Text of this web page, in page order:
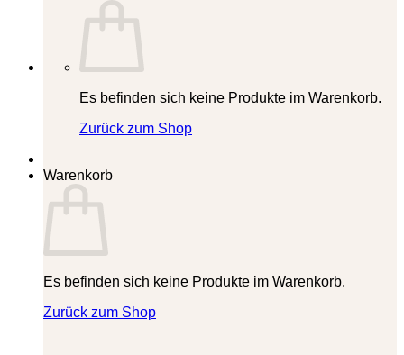
Es befinden sich keine Produkte im Warenkorb.
Zurück zum Shop
Warenkorb
Es befinden sich keine Produkte im Warenkorb.
Zurück zum Shop